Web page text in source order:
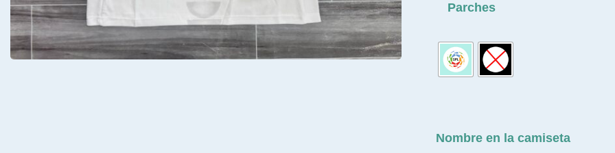
Parches
Nombre en la camiseta